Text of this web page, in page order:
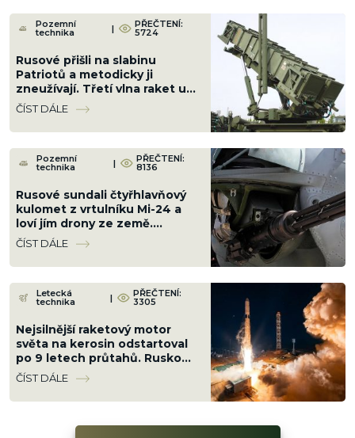
Pozemní
technika | PŘEČTENÍ:
5724
Rusové přišli na slabinu
Patriotů a metodicky ji
zneužívají. Třetí vlna raket už
proletí bez odporu
ČÍST DÁLE
Pozemní
technika | PŘEČTENÍ:
8136
Rusové sundali čtyřhlavňový
kulomet z vrtulníku Mi-24 a
loví jím drony ze země.
Jenomže je až příliš silný
ČÍST DÁLE
Letecká
technika | PŘEČTENÍ:
3305
Nejsilnější raketový motor
světa na kerosin odstartoval
po 9 letech průtahů. Rusko
ho nacpalo do tří raket
najednou
ČÍST DÁLE